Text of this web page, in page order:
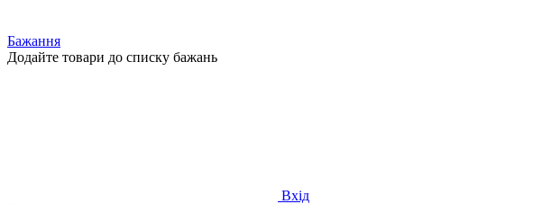
Бажання
Додайте товари до списку бажань
Вхід